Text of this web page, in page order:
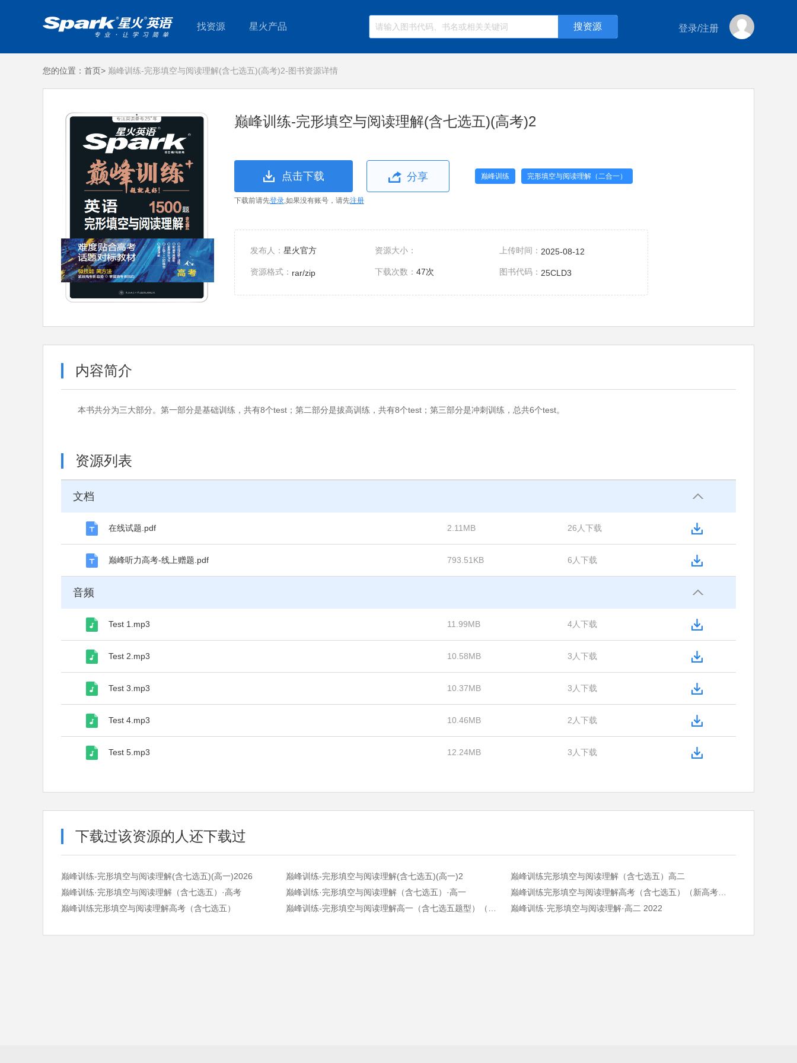
找资源 星火产品 登录/注册
您的位置： 首页> 巅峰训练-完形填空与阅读理解(含七选五)(高考)2-图书资源详情
巅峰训练-完形填空与阅读理解(含七选五)(高考)2
点击下载 分享 巅峰训练 完形填空与阅读理解（二合一）
下载前请先登录,如果没有账号，请先注册
发布人： 星火官方 资源大小： 上传时间： 2025-08-12
资源格式： rar/zip 下载次数： 47次 图书代码： 25CLD3
内容简介
本书共分为三大部分。第一部分是基础训练，共有8个test；第二部分是拔高训练，共有8个test；第三部分是冲刺训练，总共6个test。
资源列表
文档
在线试题.pdf 2.11MB 26人下载
巅峰听力高考-线上赠题.pdf 793.51KB 6人下载
音频
Test 1.mp3 11.99MB 4人下载
Test 2.mp3 10.58MB 3人下载
Test 3.mp3 10.37MB 3人下载
Test 4.mp3 10.46MB 2人下载
Test 5.mp3 12.24MB 3人下载
下载过该资源的人还下载过
巅峰训练-完形填空与阅读理解(含七选五)(高一)2026 巅峰训练-完形填空与阅读理解(含七选五)(高一)2
巅峰训练完形填空与阅读理解（含七选五）高二
巅峰训练·完形填空与阅读理解（含七选五）·高考
巅峰训练·完形填空与阅读理解（含七选五）·高一
巅峰训练完形填空与阅读理解高考（含七选五）
巅峰训练·完形填空与阅读理解·高二 2022